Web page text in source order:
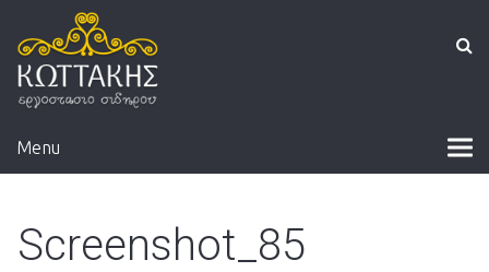
Menu
Screenshot_85